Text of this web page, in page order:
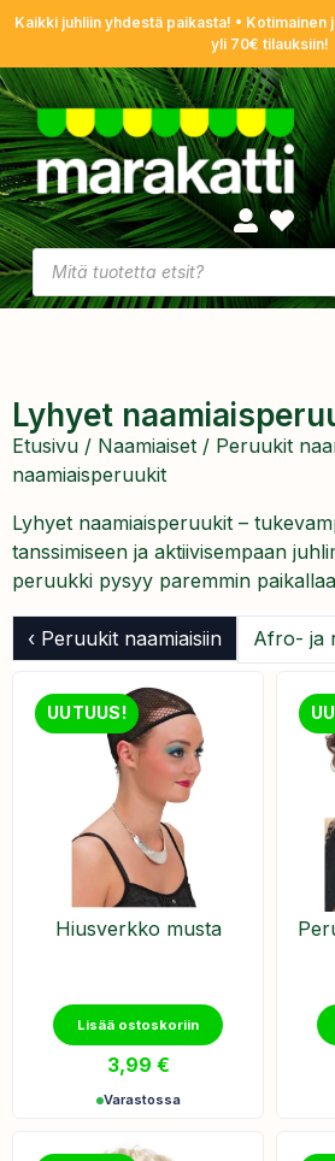
Kaikki juhliin yhdestä paikasta! • Kotimainen
yli 70€ tilauksiin!
Lyhyet
Etusivu / Naamiaiset / Peruukit
naamiaisperuukit
Lyhyet naamiaisperuukit –
tanssimiseen ja aktiivisempaan
peruukki pysyy paremmin
‹ Peruukit naamiaisiin Afro- ja
UUTUUS!
Hiusverkko musta
Lisää ostoskoriin
3,99 €
Varastossa